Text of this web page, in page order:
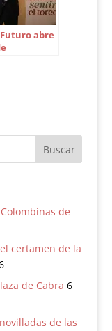
abre
de
certamen de la
de Cabra 6
de las